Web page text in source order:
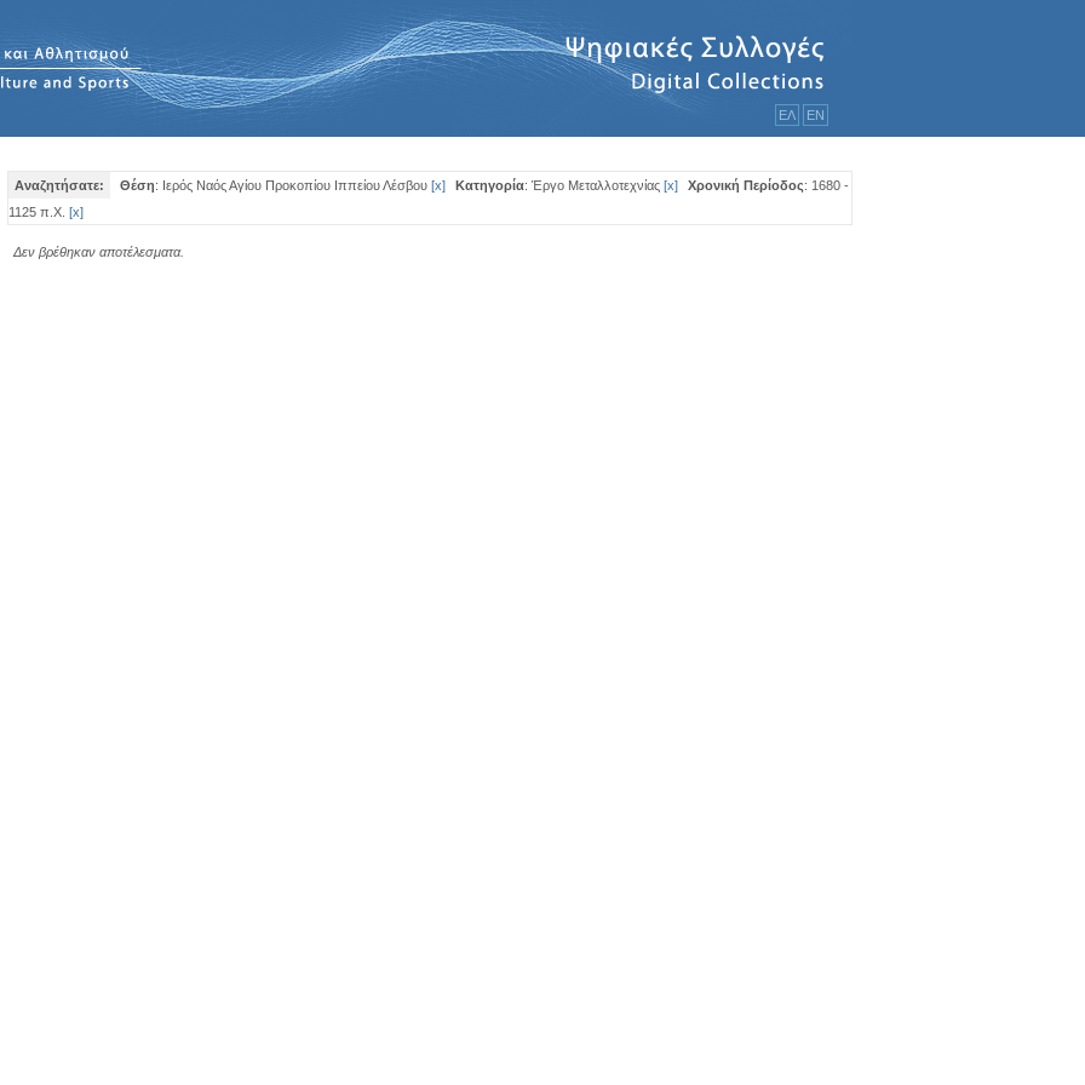
ΕΛ ΕΝ
Αναζητήσατε: Θέση: Ιερός Ναός Αγίου Προκοπίου Ιππείου Λέσβου [x] Κατηγορία: Έργο Μεταλλοτεχνίας [x] Χρονική Περίοδος: 1680 -
1125 π.Χ. [x]
Δεν βρέθηκαν αποτέλεσματα.